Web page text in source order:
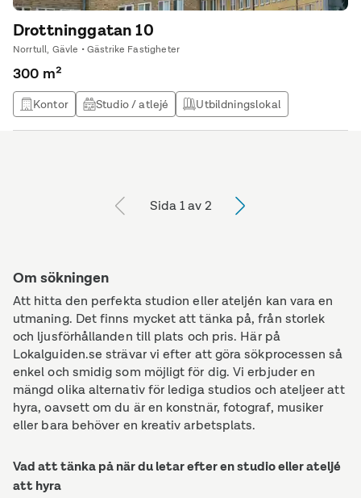
Drottninggatan 10
Norrtull, Gävle • Gästrike Fastigheter
300 m²
Kontor Studio / atlejé Utbildningslokal
Sida 1 av 2
Om sökningen
Att hitta den perfekta studion eller ateljén kan vara en
utmaning. Det finns mycket att tänka på, från storlek
och ljusförhållanden till plats och pris. Här på
Lokalguiden.se strävar vi efter att göra sökprocessen så
enkel och smidig som möjligt för dig. Vi erbjuder en
mängd olika alternativ för lediga studios och ateljeer att
hyra, oavsett om du är en konstnär, fotograf, musiker
eller bara behöver en kreativ arbetsplats.
Vad att tänka på när du letar efter en studio eller ateljé
att hyra